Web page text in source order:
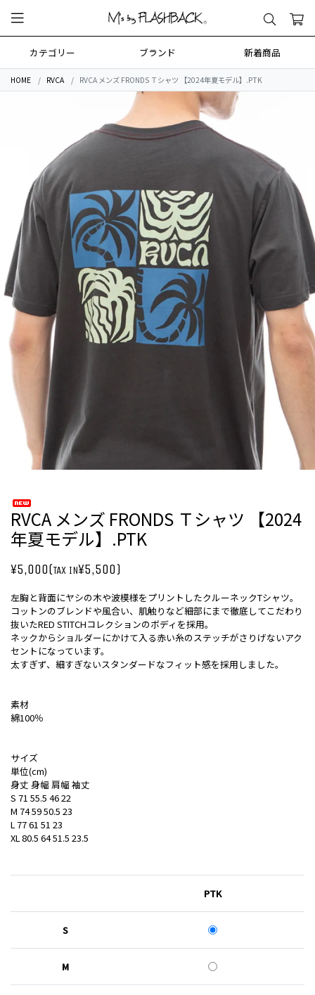
カテゴリー ブランド 新着商品
HOME RVCA RVCA メンズ FRONDS Ｔシャツ 【2024年夏モデル】.PTK
RVCA メンズ FRONDS Ｔシャツ 【2024
年夏モデル】.PTK
¥5,000(TAX IN¥5,500)
左胸と背面にヤシの木や波模様をプリントしたクルーネックTシャツ。
コットンのブレンドや風合い、肌触りなど細部にまで徹底してこだわり
抜いたRED STITCHコレクションのボディを採用。
ネックからショルダーにかけて入る赤い糸のステッチがさりげないアク
セントになっています。
太すぎず、細すぎないスタンダードなフィット感を採用しました。
素材
綿100％
サイズ
単位(cm)
身丈 身幅 肩幅 袖丈
S 71 55.5 46 22
M 74 59 50.5 23
L 77 61 51 23
XL 80.5 64 51.5 23.5
PTK
S
M